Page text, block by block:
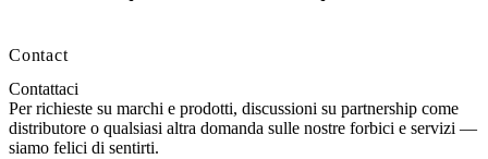
Contact
Contattaci
Per richieste su marchi e prodotti, discussioni su partnership come
distributore o qualsiasi altra domanda sulle nostre forbici e servizi —
siamo felici di sentirti.